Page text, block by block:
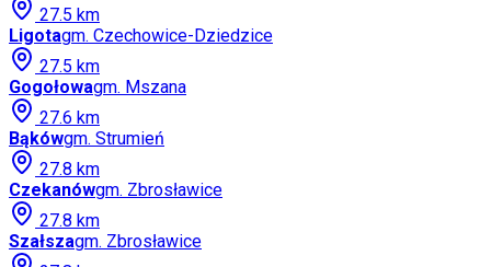
27.5 km
Ligotagm. Czechowice-Dziedzice
27.5 km
Gogołowagm. Mszana
27.6 km
Bąkówgm. Strumień
27.8 km
Czekanówgm. Zbrosławice
27.8 km
Szałszagm. Zbrosławice